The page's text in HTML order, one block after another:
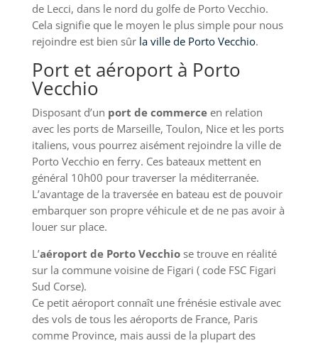
de Lecci, dans le nord du golfe de Porto Vecchio.
Cela signifie que le moyen le plus simple pour nous
rejoindre est bien sûr la ville de Porto Vecchio.
Port et aéroport à Porto
Vecchio
Disposant d’un port de commerceen relation
avec les ports de Marseille, Toulon, Nice et les ports
italiens, vous pourrez aisément rejoindre la ville de
Porto Vecchio en ferry. Ces bateaux mettent en
général 10h00 pour traverser la méditerranée.
L’avantage de la traversée en bateau est de pouvoir
embarquer son propre véhicule et de ne pas avoir à
louer sur place.
L’aéroport de Porto Vecchiose trouve en réalité
sur la commune voisine de Figari ( code FSC Figari
Sud Corse).
Ce petit aéroport connaît une frénésie estivale avec
des vols de tous les aéroports de France, Paris
comme Province, mais aussi de la plupart des